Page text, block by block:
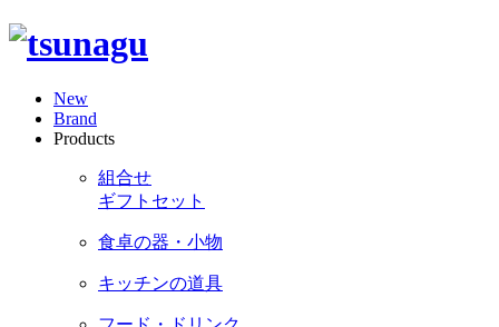
New
Brand
Products
組合せ
ギフトセット
食卓の器・小物
キッチンの道具